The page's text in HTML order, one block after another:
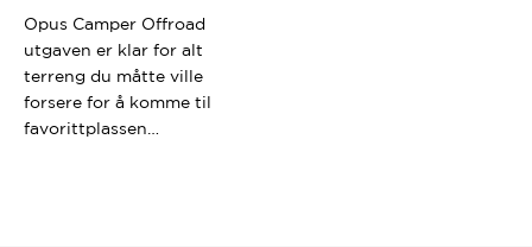
Opus Camper Offroad
utgaven er klar for alt
terreng du måtte ville
forsere for å komme til
favorittplassen…